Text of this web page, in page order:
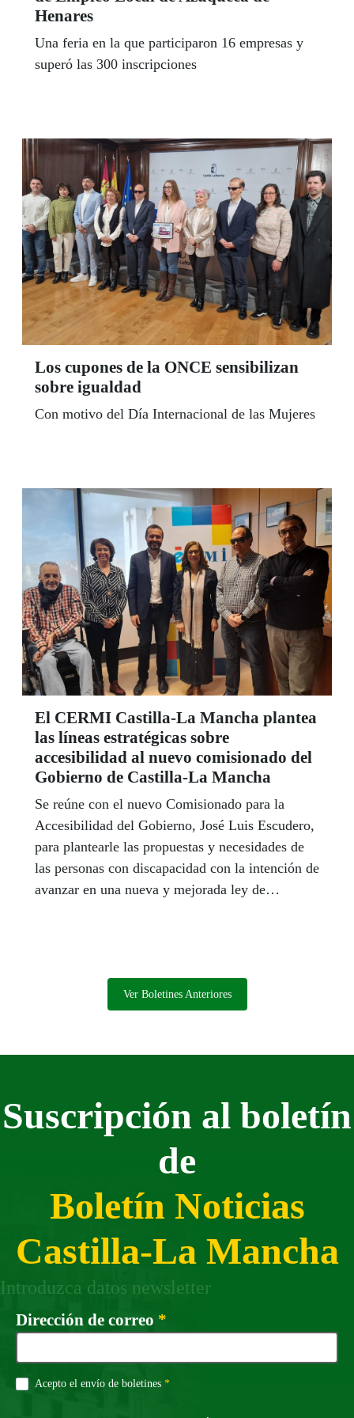
Henares
Una feria en la que participaron 16 empresas y
superó las 300 inscripciones
Los cupones de la ONCE sensibilizan
sobre igualdad
Con motivo del Día Internacional de las Mujeres
El CERMI Castilla-La Mancha plantea
las líneas estratégicas sobre
accesibilidad al nuevo comisionado del
Gobierno de Castilla-La Mancha
Se reúne con el nuevo Comisionado para la
Accesibilidad del Gobierno, José Luis Escudero,
para plantearle las propuestas y necesidades de
las personas con discapacidad con la intención de
avanzar en una nueva y mejorada ley de
Ver Boletines Anteriores
Suscripción al boletín
de
Boletín Noticias
Castilla-La Mancha
Introduzca datos newsletter
Dirección de correo *
Acepto el envío de boletines *Campo obligatorio